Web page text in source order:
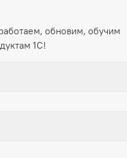
обновим, обучим
1С!